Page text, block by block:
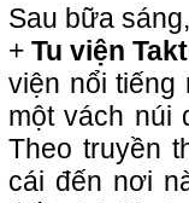
Sau bữa
+Tu viện
viện nổi tiếng
một vách núi
Theo truyền
cái đến nơi